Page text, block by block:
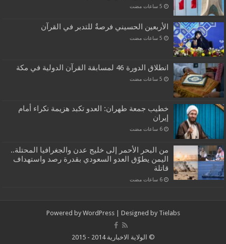
الأربعين الحسيني فرصةٌ للتدبر في القرآن
انطلاق الدورة 46 لمسابقة القرآن الدولية في مكة
خطيب جمعة طهران: العدو تكبد هزيمة نكراء أمام
إيران
‏6 ساعات مضت
من البحر الأحمر إلى خليج عدن والجغرافيا المحتلة..
اليمن يطوّق العدو السعودي بقدرة رصد واستهداف
قاتلة
‏6 ساعات مضت
Powered by WordPress| Designed by Tielabs
© الولاية الاخبارية 2014 - 2015